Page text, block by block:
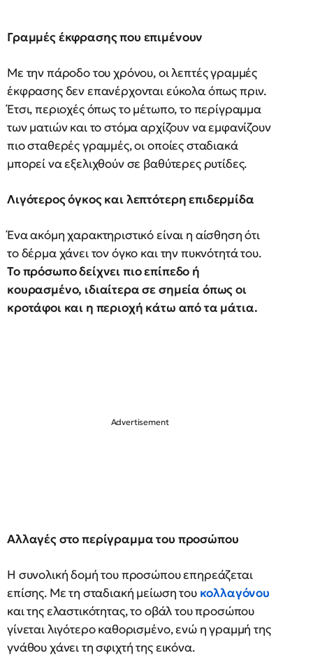
Γραμμές έκφρασης που επιμένουν
Με την πάροδο του χρόνου, οι λεπτές γραμμές
έκφρασης δεν επανέρχονται εύκολα όπως πριν.
Έτσι, περιοχές όπως το μέτωπο, το περίγραμμα
των ματιών και το στόμα αρχίζουν να εμφανίζουν
πιο σταθερές γραμμές, οι οποίες σταδιακά
μπορεί να εξελιχθούν σε βαθύτερες ρυτίδες.
Λιγότερος όγκος και λεπτότερη επιδερμίδα
Ένα ακόμη χαρακτηριστικό είναι η αίσθηση ότι
το δέρμα χάνει τον όγκο και την πυκνότητά του.
Το πρόσωπο δείχνει πιο επίπεδο ή
κουρασμένο, ιδιαίτερα σε σημεία όπως οι
κροτάφοι και η περιοχή κάτω από τα μάτια.
Αλλαγές στο περίγραμμα του προσώπου
Η συνολική δομή του προσώπου επηρεάζεται
επίσης. Με τη σταδιακή μείωση του κολλαγόνου
και της ελαστικότητας, το οβάλ του προσώπου
γίνεται λιγότερο καθορισμένο, ενώ η γραμμή της
γνάθου χάνει τη σφιχτή της εικόνα.